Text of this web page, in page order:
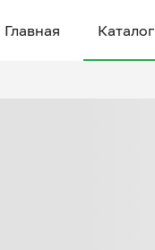
Главная Каталог